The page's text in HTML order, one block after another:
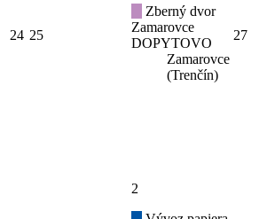
24 25
Zberný dvor
Zamarovce
DOPYTOVO
Zamarovce
(Trenčín)
27
2